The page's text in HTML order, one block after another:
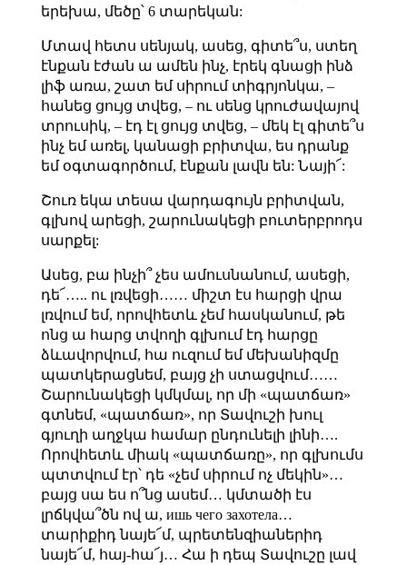
երեխա, մեծը՝ 6 տարեկան:
Մտավ հետս սենյակ, ասեց, գիտե՞ս, ստեղ
էնքան էժան ա ամեն ինչ, էրեկ գնացի ինձ
լիֆ առա, շատ եմ սիրում տիգրյոնկա, –
հանեց ցույց տվեց, – ու սենց կրուժավայով
տրուսիկ, – էդ էլ ցույց տվեց, – մեկ էլ գիտե՞ս
ինչ եմ առել, կանացի բրիտվա, ես դրանք
եմ օգտագործում, էնքան լավն են: Նայի՜:
Շուռ եկա տեսա վարդագույն բրիտվան,
գլխով արեցի, շարունակեցի բուտերբրոդս
սարքել:
Ասեց, բա ինչի՞ չես ամուսնանում, ասեցի,
դե՜….. ու լռվեցի…… միշտ էս հարցի վրա
լռվում եմ, որովհետև չեմ հասկանում, թե
ոնց ա հարց տվողի գլխում էդ հարցը
ձևավորվում, հա ուզում եմ մեխանիզմը
պատկերացնեմ, բայց չի ստացվում……
Շարունակեցի կմկմալ, որ մի «պատճառ»
գտնեմ, «պատճառ», որ Տավուշի խուլ
գյուղի աղջկա համար ընդունելի լինի….
Որովհետև միակ «պատճառը», որ գլխումս
պտտվում էր՝ դե «չեմ սիրում ոչ մեկին»…
բայց սա ես ո՞նց ասեմ… կմտածի էս
լրճկվա՞ծն ով ա, ишь чего захотела…
տարիքիդ նայե՜մ, պրետենզիաներիդ
նայե՜մ, հայ-հա՜յ… Հա ի դեպ Տավուշը լավ